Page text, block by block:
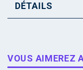
DÉTAILS
VOUS AIMEREZ